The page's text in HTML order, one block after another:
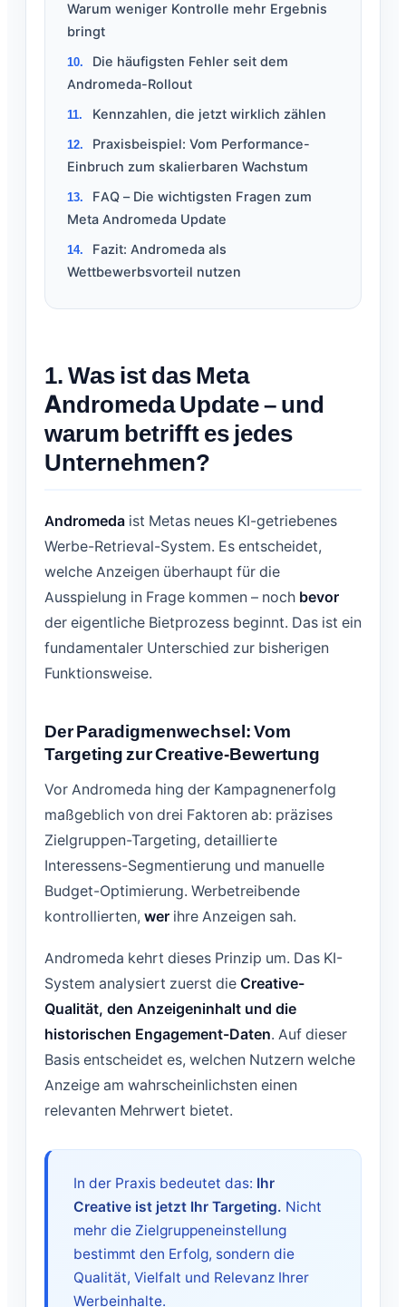
Warum weniger Kontrolle mehr Ergebnis
bringt
Die häufigsten Fehler seit dem
Andromeda-Rollout
Kennzahlen, die jetzt wirklich zählen
Praxisbeispiel: Vom Performance-
Einbruch zum skalierbaren Wachstum
FAQ – Die wichtigsten Fragen zum
Meta Andromeda Update
Fazit: Andromeda als
Wettbewerbsvorteil nutzen
1. Was ist das Meta
Andromeda Update – und
warum betrifft es jedes
Unternehmen?
Andromeda ist Metas neues KI-getriebenes
Werbe-Retrieval-System. Es entscheidet,
welche Anzeigen überhaupt für die
Ausspielung in Frage kommen – noch bevor
der eigentliche Bietprozess beginnt. Das ist ein
fundamentaler Unterschied zur bisherigen
Funktionsweise.
Der Paradigmenwechsel: Vom
Targeting zur Creative-Bewertung
Vor Andromeda hing der Kampagnenerfolg
maßgeblich von drei Faktoren ab: präzises
Zielgruppen-Targeting, detaillierte
Interessens-Segmentierung und manuelle
Budget-Optimierung. Werbetreibende
kontrollierten, wer ihre Anzeigen sah.
Andromeda kehrt dieses Prinzip um. Das KI-
System analysiert zuerst dieCreative-
Qualität, den Anzeigeninhalt und die
historischen Engagement-Daten. Auf dieser
Basis entscheidet es, welchen Nutzern welche
Anzeige am wahrscheinlichsten einen
relevanten Mehrwert bietet.
In der Praxis bedeutet das: Ihr
Creative ist jetzt Ihr Targeting. Nicht
mehr die Zielgruppeneinstellung
bestimmt den Erfolg, sondern die
Qualität, Vielfalt und Relevanz Ihrer
Werbeinhalte.